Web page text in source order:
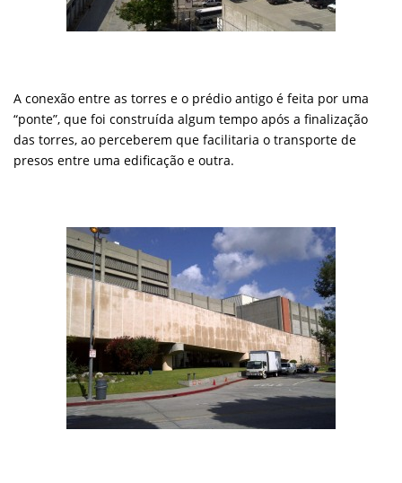
A conexão entre as torres e o prédio antigo é feita por uma
“ponte”, que foi construída algum tempo após a finalização
das torres, ao perceberem que facilitaria o transporte de
presos entre uma edificação e outra.